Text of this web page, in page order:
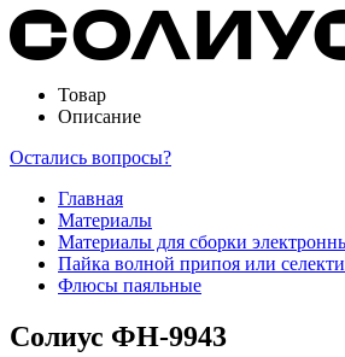
Товар
Описание
Остались вопросы?
Главная
Материалы
Материалы для сборки
Пайка волной припоя или
Флюсы паяльные
Солиус ФН-9943